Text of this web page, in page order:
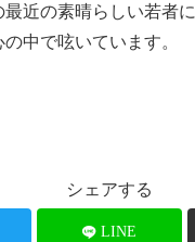
最近の素晴らしい若者
中で呟いています。
シェアする
LINE